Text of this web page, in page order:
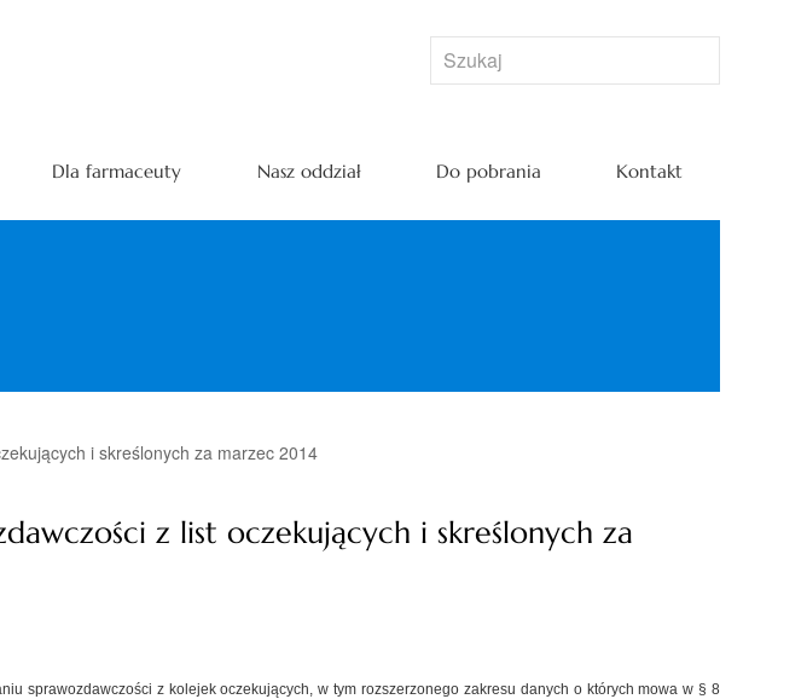
Dla farmaceuty Nasz oddział Do pobrania Kontakt
i skreślonych za marzec 2014
z list oczekujących i skreślonych za
sprawozdawczości z kolejek oczekujących, w tym rozszerzonego zakresu danych o których mowa w § 8